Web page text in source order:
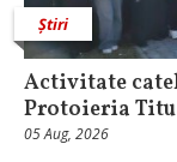
Știri
Activitate
Protoieria Titu
05 Aug, 2026